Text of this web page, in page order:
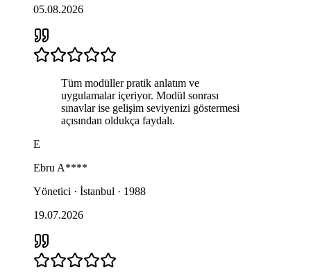
05.08.2026
Tüm modüller pratik anlatım ve
uygulamalar içeriyor. Modül sonrası
sınavlar ise gelişim seviyenizi göstermesi
açısından oldukça faydalı.
E
Ebru A****
Yönetici · İstanbul · 1988
19.07.2026